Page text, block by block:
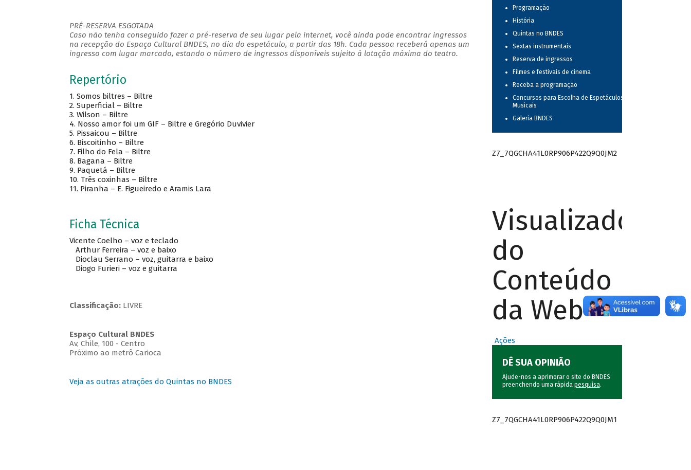
PRÉ-RESERVA ESGOTADA
Caso não tenha conseguido fazer a pré-reserva de seu lugar pela internet, você ainda pode encontrar ingressos
na recepção do Espaço Cultural BNDES, no dia do espetáculo, a partir das 18h. Cada pessoa receberá apenas um
ingresso com lugar marcado, estando o número de ingressos disponíveis sujeito à lotação máxima do teatro.
Repertório
1. Somos biltres – Biltre
2. Superficial – Biltre
3. Wilson – Biltre
4. Nosso amor foi um GIF – Biltre e Gregório Duvivier
5. Pissaicou – Biltre
6. Biscoitinho – Biltre
7. Filho do Fela – Biltre
8. Bagana – Biltre
9. Paquetá – Biltre
10. Três coxinhas – Biltre
11. Piranha – E. Figueiredo e Aramis Lara
Ficha Técnica
Vicente Coelho – voz e teclado
Arthur Ferreira – voz e baixo
Dioclau Serrano – voz, guitarra e baixo
Diogo Furieri – voz e guitarra
Classificação: LIVRE
Espaço Cultural BNDES
Av, Chile, 100 - Centro
Próximo ao metrô Carioca
Veja as outras atrações do Quintas no BNDES
Programação
História
Quintas no BNDES
Sextas instrumentais
Reserva de ingressos
Filmes e festivais de cinema
Receba a programação
Concursos para Escolha de Espetáculos
Musicais
Galeria BNDES
Z7_7QGCHA41L0RP906P422Q9Q0JM2
Visualizador
do
Conteúdo
da Web
Ações
DÊ SUA OPINIÃO
Ajude-nos a aprimorar o site do BNDES
preenchendo uma rápida pesquisa.
Z7_7QGCHA41L0RP906P422Q9Q0JM1